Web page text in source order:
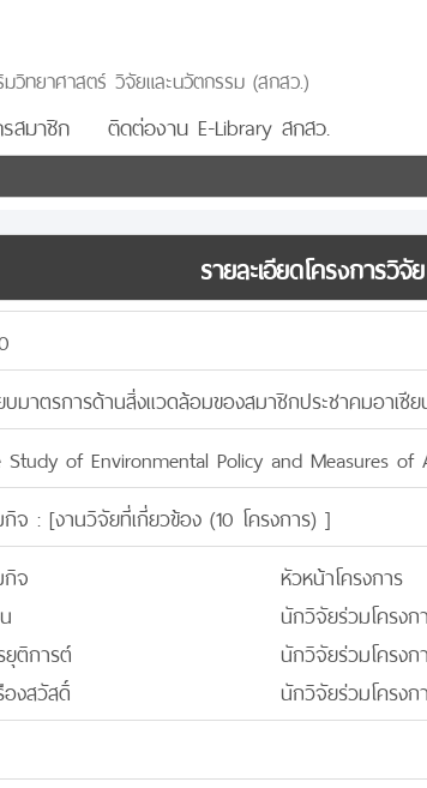
วิทยาศาสตร์ วิจัยและนวัตกรรม (สกสว.)
สมาชิก ติดต่องาน E-Library สกสว.
รายละเอียดโครงการวิจัย
บมาตรการด้านสิ่งแวดล้อมของสมาชิกประชาคมอาเซี
Study of Environmental Policy and Measures of
กิจ : [งานวิจัยที่เกี่ยวข้อง (10 โครงการ) ]
จ
หัวหน้าโครงการ
นักวิจัยร่วมโครงก
ติการต์
นักวิจัยร่วมโครงก
งสวัสดิ์
นักวิจัยร่วมโครงก